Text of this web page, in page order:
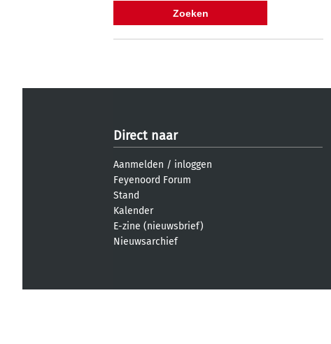
Direct naar
Aanmelden / inloggen
Feyenoord Forum
Stand
Kalender
E-zine (nieuwsbrief)
Nieuwsarchief